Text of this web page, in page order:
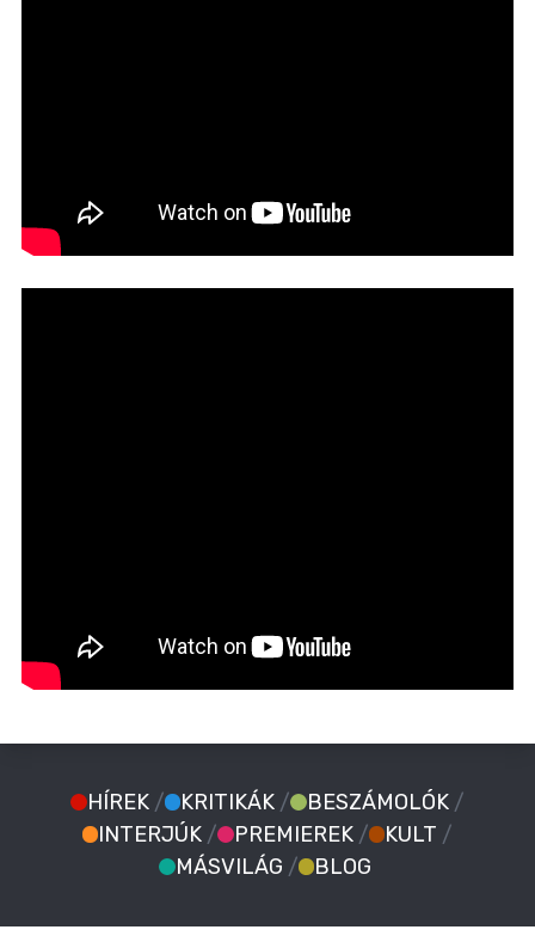
HÍREK / KRITIKÁK / BESZÁMOLÓK /
INTERJÚK / PREMIEREK / KULT /
MÁSVILÁG / BLOG